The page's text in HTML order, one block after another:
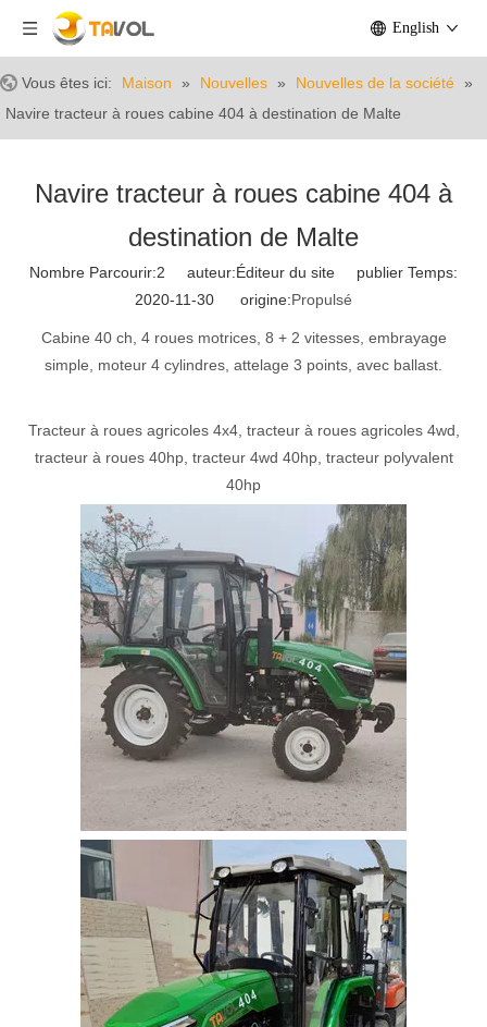
English
Vous êtes ici: Maison » Nouvelles » Nouvelles de la société »
Navire tracteur à roues cabine 404 à destination de Malte
Navire tracteur à roues cabine 404 à
destination de Malte
Nombre Parcourir:2 auteur:Éditeur du site publier Temps:
2020-11-30 origine:Propulsé
Cabine 40 ch, 4 roues motrices, 8 + 2 vitesses, embrayage
simple, moteur 4 cylindres, attelage 3 points, avec ballast.
Tracteur à roues agricoles 4x4, tracteur à roues agricoles 4wd,
tracteur à roues 40hp, tracteur 4wd 40hp, tracteur polyvalent
40hp